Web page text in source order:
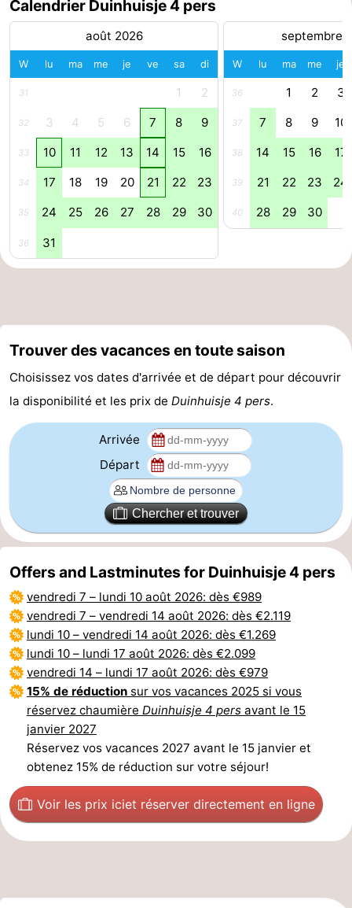
aan
Zee
Noordhollands
duinreservaat
-
Wijk
aan
Nature
Kennermerland
Amsterdam
Haarlem
Zandvoort
Hollande-
Méridionale
Leiden
Bollenstreek
Nature
Hollands
-
Noordwijk
-
La
-
Rockanje
Météo
Calendrier Duinhuisje 4 pers
août 2026
W lu ma me je ve sa di
31 1 2
32 3 4 5 6 7 8 9
33 10 11 12 13 14 15 16
34 17 18 19 20 21 22 23
35 24 25 26 27 28 29 30
36 31
septembre
W lu ma me je
36 1 2 3
37 7 8 9 10
38 14 15 16 17
39 21 22 23 24
40 28 29 30
Trouver des vacances en toute saison
Choisissez vos dates d'arrivée et de départ pour découvrir
la disponibilité et les prix de Duinhuisje 4 pers.
Arrivée
Départ
Chercher et trouver
Offers and Lastminutes for Duinhuisje 4 pers
vendredi 7 – lundi 10 août 2026: dès €989
vendredi 7 – vendredi 14 août 2026: dès €2.119
lundi 10 – vendredi 14 août 2026: dès €1.269
lundi 10 – lundi 17 août 2026: dès €2.099
vendredi 14 – lundi 17 août 2026: dès €979
15% de réduction sur vos vacances 2025 si vous
réservez chaumière Duinhuisje 4 pers avant le 15
janvier 2027
Réservez vos vacances 2027 avant le 15 janvier et
obtenez 15% de réduction sur votre séjour!
Voir les prix iciet réserver directement en ligne